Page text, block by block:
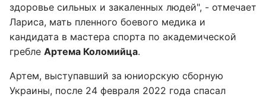
здоровье сильных и закаленных людей", - отмечает
Лариса, мать пленного боевого медика и
кандидата в мастера спорта по академической
гребле Артема Коломийца.
Артем, выступавший за юниорскую сборную
Украины, после 24 февраля 2022 года спасал